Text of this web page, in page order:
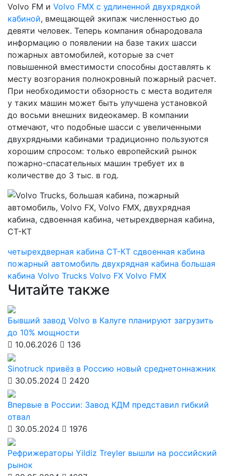
Volvo FM и Volvo FMX с удлиненной двухрядкой
кабиной, вмещающей экипаж численностью до
девяти человек. Теперь компания обнародовала
информацию о появлении на базе таких шасси
пожарных автомобилей, которые за счет
повышенной вместимости способны доставлять к
месту возгорания полнокровный пожарный расчет.
При необходимости обзорность с места водителя
у таких машин может быть улучшена установкой
до восьми внешних видеокамер. В компании
отмечают, что подобные шасси с увеличенными
двухрядными кабинами традиционно пользуются
хорошим спросом: только европейский рынок
пожарно-спасательных машин требует их в
количестве до 3 тыс. в год.
четырехдверная кабина СТ-КТ сдвоенная кабина
пожарный автомобиль двухрядная кабина большая
кабина Volvo Trucks Volvo FX Volvo FMX
Читайте также
Бывший завод Volvo в Калуге планируют загрузить
до 10% мощности
10.06.2026
136
Sinotruck привёз в Россию новый среднетоннажник
30.05.2024
2420
Впервые в России: Завод КДМ представил гибкий
отвал
30.05.2024
1976
Рефрижераторы Yildiz Treyler вышли на российский
рынок